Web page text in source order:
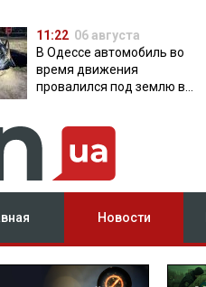
11:22 06 августа
В Одессе автомобиль во
время движения
провалился под землю в
Новости